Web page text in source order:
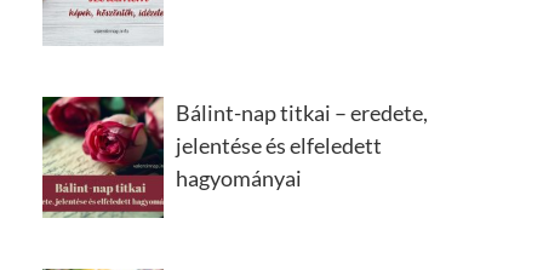
Bálint-nap titkai – eredete,
jelentése és elfeledett
hagyományai